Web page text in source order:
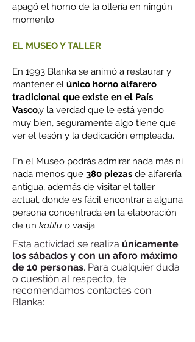
apagó el horno de la ollería en ningún
momento.
EL MUSEO Y TALLER
En 1993 Blanka se animó a restaurar y
mantener el único horno alfarero
tradicional que existe en el País
Vasco,y la verdad que le está yendo
muy bien, seguramente algo tiene que
ver el tesón y la dedicación empleada.
En el Museo podrás admirar nada más ni
nada menos que 380 piezas de alfarería
antigua, además de visitar el taller
actual, donde es fácil encontrar a alguna
persona concentrada en la elaboración
de un katilu o vasija.
Esta actividad se realiza únicamente
los sábados y con un aforo máximo
de 10 personas. Para cualquier duda
o cuestión al respecto, te
recomendamos contactes con
Blanka: